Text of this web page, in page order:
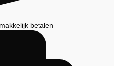
betalen